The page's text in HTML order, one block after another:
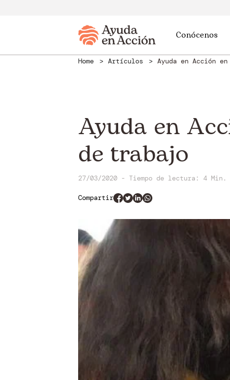
Conócenos
Home Artículos Ayuda en Acción
Ayuda en
de trabajo
27/03/2020 - Tiempo de lectura: 4 Min.
Compartir